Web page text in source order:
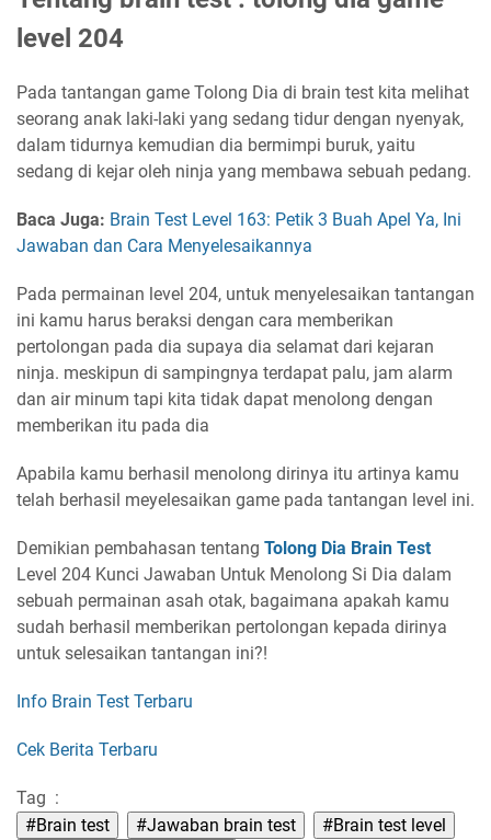
level 204
Pada tantangan game Tolong Dia di brain test kita melihat
seorang anak laki-laki yang sedang tidur dengan nyenyak,
dalam tidurnya kemudian dia bermimpi buruk, yaitu
sedang di kejar oleh ninja yang membawa sebuah pedang.
Baca Juga: Brain Test Level 163: Petik 3 Buah Apel Ya, Ini
Jawaban dan Cara Menyelesaikannya
Pada permainan level 204, untuk menyelesaikan tantangan
ini kamu harus beraksi dengan cara memberikan
pertolongan pada dia supaya dia selamat dari kejaran
ninja. meskipun di sampingnya terdapat palu, jam alarm
dan air minum tapi kita tidak dapat menolong dengan
memberikan itu pada dia
Apabila kamu berhasil menolong dirinya itu artinya kamu
telah berhasil meyelesaikan game pada tantangan level ini.
Demikian pembahasan tentang Tolong Dia Brain Test
Level 204 Kunci Jawaban Untuk Menolong Si Dia dalam
sebuah permainan asah otak, bagaimana apakah kamu
sudah berhasil memberikan pertolongan kepada dirinya
untuk selesaikan tantangan ini?!
Info Brain Test Terbaru
Cek Berita Terbaru
Tag :
#Brain test
#Jawaban brain test
#Brain test level